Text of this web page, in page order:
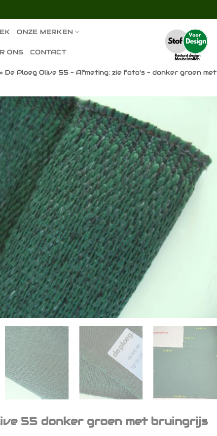
ONZE MERKEN
ONS CONTACT
De Ploeg Olive 55 – Afmeting: zie foto’s – donker groen met
verlanglijst
55 donker groen met bruingrijs